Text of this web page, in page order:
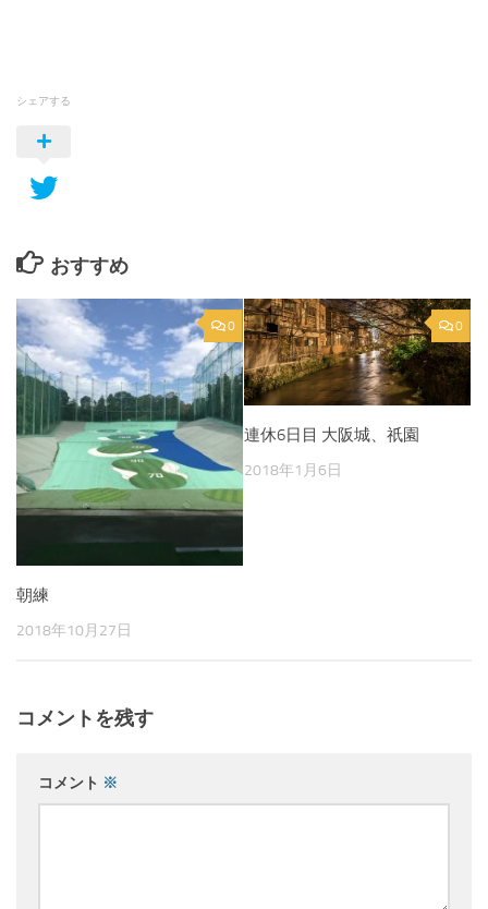
シェアする
おすすめ
0
朝練
2018年10月27日
0
連休6日目 大阪城、祇園
2018年1月6日
コメントを残す
コメント ※